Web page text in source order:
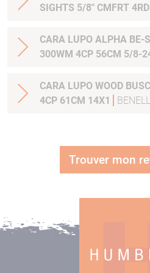
SIGHTS 5/8" CMFRT
CARA LUPO ALPHA BE-
300WM 4CP 56CM
CARA LUPO WOOD
4CP 61CM 14X1
BENELLI
Trouver mon